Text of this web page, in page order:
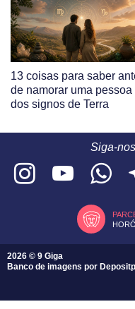
13 coisas para saber
de namorar uma pessoa
dos signos de Terra
Siga-
2026 © 9 Giga
Banco de imagens por